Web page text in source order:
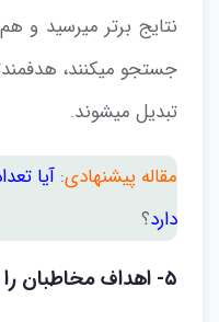
نتایج برتر میرسید و
جستجو میکنند،
تبدیل میشوند.
مقاله پیشنهادی: آیا
دارد؟
۵- اهداف مخاطبان را بشناسید: